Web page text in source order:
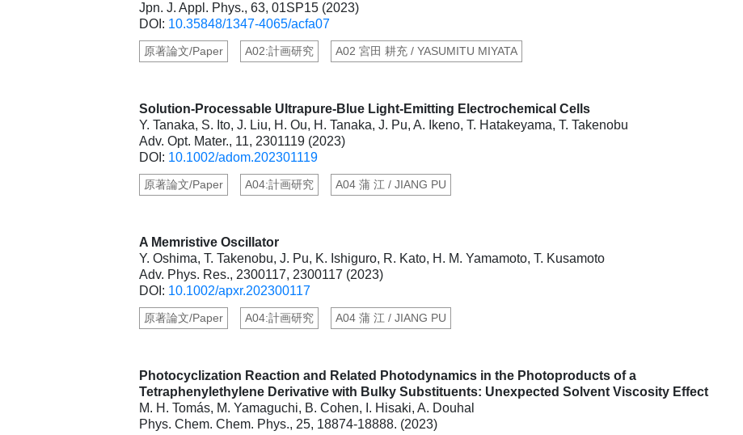
Jpn. J. Appl. Phys., 63, 01SP15 (2023)
DOI: 10.35848/1347-4065/acfa07
原著論文/Paper A02:計画研究 A02 宮田 耕充 / YASUMITU MIYATA
Solution-Processable Ultrapure-Blue Light-Emitting Electrochemical Cells
Y. Tanaka, S. Ito, J. Liu, H. Ou, H. Tanaka, J. Pu, A. Ikeno, T. Hatakeyama, T. Takenobu
Adv. Opt. Mater., 11, 2301119 (2023)
DOI: 10.1002/adom.202301119
原著論文/Paper A04:計画研究 A04 蒲 江 / JIANG PU
A Memristive Oscillator
Y. Oshima, T. Takenobu, J. Pu, K. Ishiguro, R. Kato, H. M. Yamamoto, T. Kusamoto
Adv. Phys. Res., 2300117, 2300117 (2023)
DOI: 10.1002/apxr.202300117
原著論文/Paper A04:計画研究 A04 蒲 江 / JIANG PU
Photocyclization Reaction and Related Photodynamics in the Photoproducts of a
Tetraphenylethylene Derivative with Bulky Substituents: Unexpected Solvent Viscosity Effect
M. H. Tomás, M. Yamaguchi, B. Cohen, I. Hisaki, A. Douhal
Phys. Chem. Chem. Phys., 25, 18874-18888. (2023)